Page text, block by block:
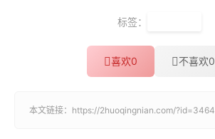
标签：
喜欢0 不喜欢0
本文链接： https://2huoqingnian.com/?id=3464